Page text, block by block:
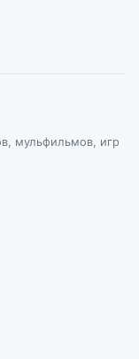
мульфильмов, игр